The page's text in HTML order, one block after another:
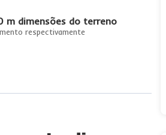
m dimensões do terreno
respectivamente